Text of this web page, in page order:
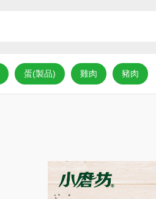
蛋(製品) 雞肉 豬肉